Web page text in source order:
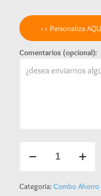
>> Personaliza
Comentarios (opcional):
Ahorro
Baby
Categoría: Combo Ahorro